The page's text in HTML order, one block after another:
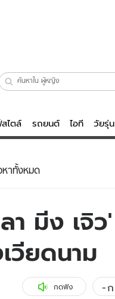
ไตล์ รถยนต์ ไอที วัยรุ่น
ไลฟ์สไตล์
วัยรุ่น
ไอที
รถยนต์
สุขภาพ
หาทั้งหมด
า มีง เจิว'
วียดนาม
กดฟัง -ก